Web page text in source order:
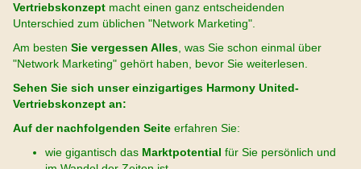
Vertriebskonzept macht einen ganz entscheidenden
Unterschied zum üblichen "Network Marketing".
Am besten Sie vergessen Alles , was Sie schon einmal über
"Network Marketing" gehört haben, bevor Sie weiterlesen.
Sehen Sie sich unser einzigartiges Harmony United-
Vertriebskonzept an:
Auf der nachfolgenden Seite erfahren Sie:
wie gigantisch das Marktpotential für Sie persönlich und